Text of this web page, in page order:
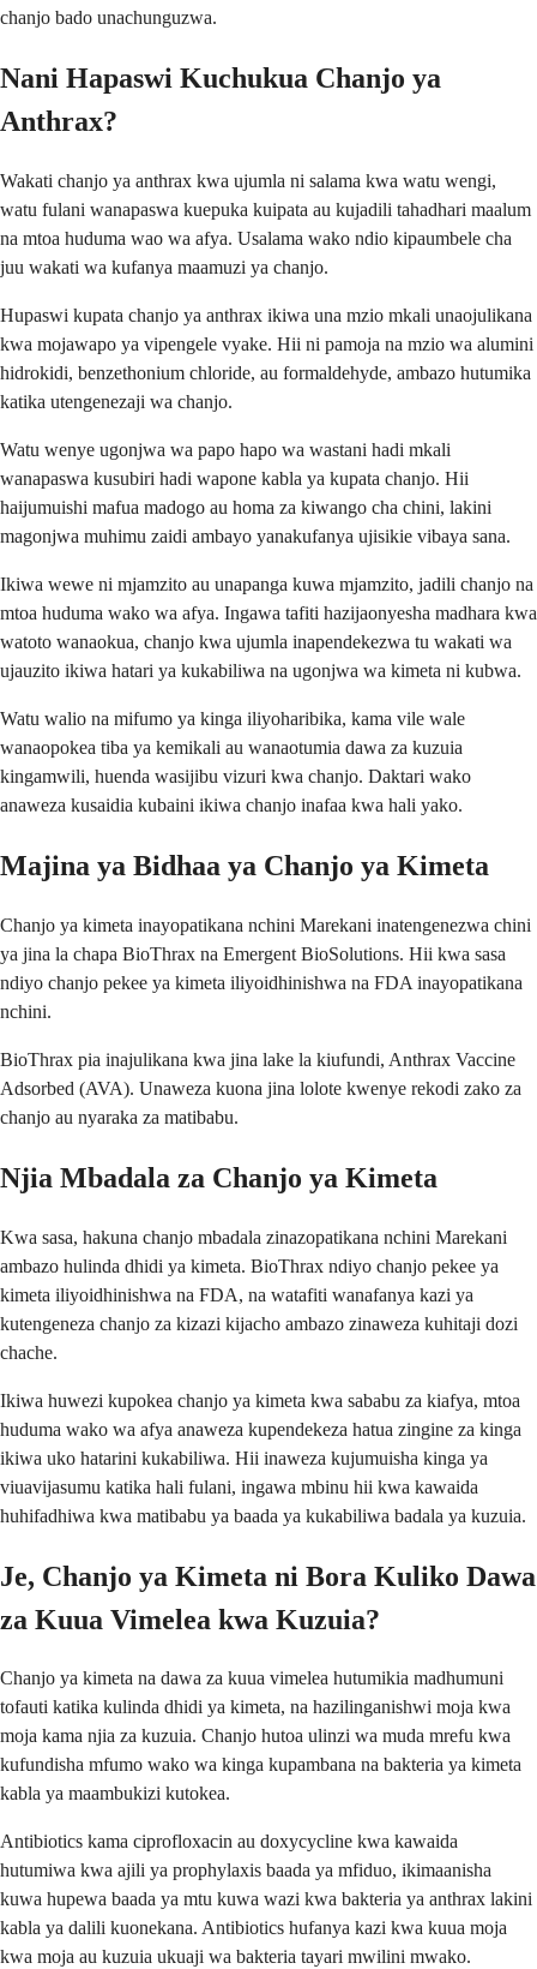
chanjo bado unachunguzwa.
Nani Hapaswi Kuchukua Chanjo ya
Anthrax?
Wakati chanjo ya anthrax kwa ujumla ni salama kwa watu wengi,
watu fulani wanapaswa kuepuka kuipata au kujadili tahadhari maalum
na mtoa huduma wao wa afya. Usalama wako ndio kipaumbele cha
juu wakati wa kufanya maamuzi ya chanjo.
Hupaswi kupata chanjo ya anthrax ikiwa una mzio mkali unaojulikana
kwa mojawapo ya vipengele vyake. Hii ni pamoja na mzio wa alumini
hidrokidi, benzethonium chloride, au formaldehyde, ambazo hutumika
katika utengenezaji wa chanjo.
Watu wenye ugonjwa wa papo hapo wa wastani hadi mkali
wanapaswa kusubiri hadi wapone kabla ya kupata chanjo. Hii
haijumuishi mafua madogo au homa za kiwango cha chini, lakini
magonjwa muhimu zaidi ambayo yanakufanya ujisikie vibaya sana.
Ikiwa wewe ni mjamzito au unapanga kuwa mjamzito, jadili chanjo na
mtoa huduma wako wa afya. Ingawa tafiti hazijaonyesha madhara kwa
watoto wanaokua, chanjo kwa ujumla inapendekezwa tu wakati wa
ujauzito ikiwa hatari ya kukabiliwa na ugonjwa wa kimeta ni kubwa.
Watu walio na mifumo ya kinga iliyoharibika, kama vile wale
wanaopokea tiba ya kemikali au wanaotumia dawa za kuzuia
kingamwili, huenda wasijibu vizuri kwa chanjo. Daktari wako
anaweza kusaidia kubaini ikiwa chanjo inafaa kwa hali yako.
Majina ya Bidhaa ya Chanjo ya Kimeta
Chanjo ya kimeta inayopatikana nchini Marekani inatengenezwa chini
ya jina la chapa BioThrax na Emergent BioSolutions. Hii kwa sasa
ndiyo chanjo pekee ya kimeta iliyoidhinishwa na FDA inayopatikana
nchini.
BioThrax pia inajulikana kwa jina lake la kiufundi, Anthrax Vaccine
Adsorbed (AVA). Unaweza kuona jina lolote kwenye rekodi zako za
chanjo au nyaraka za matibabu.
Njia Mbadala za Chanjo ya Kimeta
Kwa sasa, hakuna chanjo mbadala zinazopatikana nchini Marekani
ambazo hulinda dhidi ya kimeta. BioThrax ndiyo chanjo pekee ya
kimeta iliyoidhinishwa na FDA, na watafiti wanafanya kazi ya
kutengeneza chanjo za kizazi kijacho ambazo zinaweza kuhitaji dozi
chache.
Ikiwa huwezi kupokea chanjo ya kimeta kwa sababu za kiafya, mtoa
huduma wako wa afya anaweza kupendekeza hatua zingine za kinga
ikiwa uko hatarini kukabiliwa. Hii inaweza kujumuisha kinga ya
viuavijasumu katika hali fulani, ingawa mbinu hii kwa kawaida
huhifadhiwa kwa matibabu ya baada ya kukabiliwa badala ya kuzuia.
Je, Chanjo ya Kimeta ni Bora Kuliko Dawa
za Kuua Vimelea kwa Kuzuia?
Chanjo ya kimeta na dawa za kuua vimelea hutumikia madhumuni
tofauti katika kulinda dhidi ya kimeta, na hazilinganishwi moja kwa
moja kama njia za kuzuia. Chanjo hutoa ulinzi wa muda mrefu kwa
kufundisha mfumo wako wa kinga kupambana na bakteria ya kimeta
kabla ya maambukizi kutokea.
Antibiotics kama ciprofloxacin au doxycycline kwa kawaida
hutumiwa kwa ajili ya prophylaxis baada ya mfiduo, ikimaanisha
kuwa hupewa baada ya mtu kuwa wazi kwa bakteria ya anthrax lakini
kabla ya dalili kuonekana. Antibiotics hufanya kazi kwa kuua moja
kwa moja au kuzuia ukuaji wa bakteria tayari mwilini mwako.